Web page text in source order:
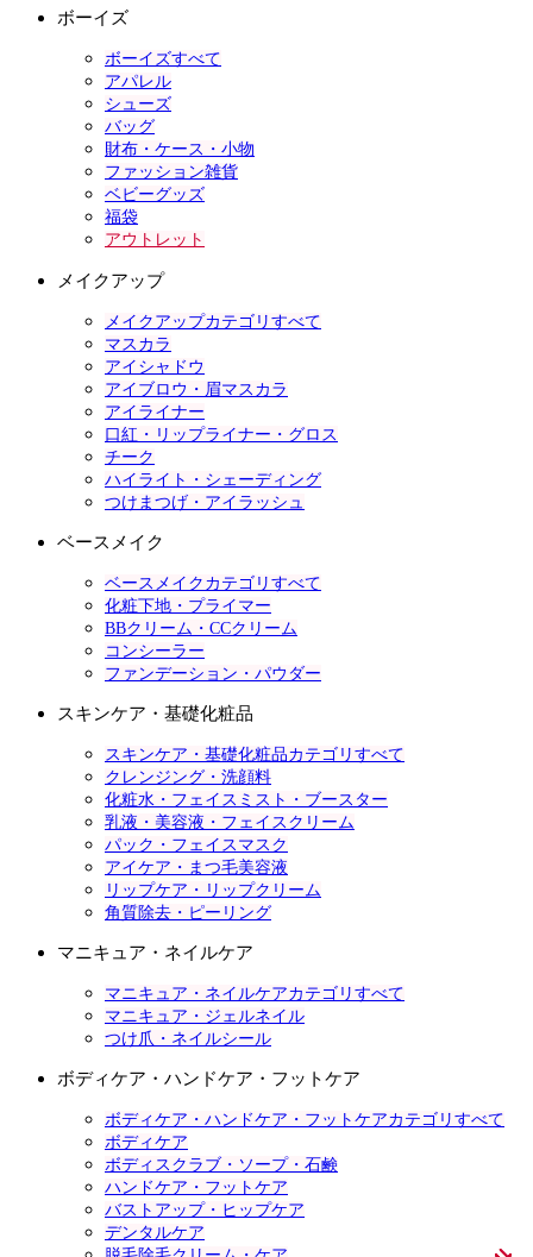
ボーイズ
ボーイズすべて
アパレル
シューズ
バッグ
財布・ケース・小物
ファッション雑貨
ベビーグッズ
福袋
アウトレット
メイクアップ
メイクアップカテゴリすべて
マスカラ
アイシャドウ
アイブロウ・眉マスカラ
アイライナー
口紅・リップライナー・グロス
チーク
ハイライト・シェーディング
つけまつげ・アイラッシュ
ベースメイク
ベースメイクカテゴリすべて
化粧下地・プライマー
BBクリーム・CCクリーム
コンシーラー
ファンデーション・パウダー
スキンケア・基礎化粧品
スキンケア・基礎化粧品カテゴリすべて
クレンジング・洗顔料
化粧水・フェイスミスト・ブースター
乳液・美容液・フェイスクリーム
パック・フェイスマスク
アイケア・まつ毛美容液
リップケア・リップクリーム
角質除去・ピーリング
マニキュア・ネイルケア
マニキュア・ネイルケアカテゴリすべて
マニキュア・ジェルネイル
つけ爪・ネイルシール
ボディケア・ハンドケア・フットケア
ボディケア・ハンドケア・フットケアカテゴリすべて
ボディケア
ボディスクラブ・ソープ・石鹸
ハンドケア・フットケア
バストアップ・ヒップケア
デンタルケア